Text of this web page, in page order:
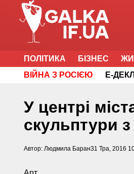
ПОЛІТИКА БІЗНЕС
ВІЙНА З РОСІЄЮ
Е-
У центрі
скульптури
Автор: Людмила Баран31 Тра, 2016